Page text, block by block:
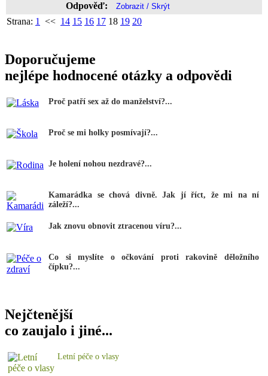
Odpověď:
Strana: 1 << 14 15 16 17 18 19 20
Doporučujeme
nejlépe hodnocené otázky a odpovědi
Proč patří sex až do manželství?...
Proč se mi holky posmívají?...
Je holení nohou nezdravé?...
Kamarádka se chová divně. Jak jí říct, že mi na ní
záleží?...
Jak znovu obnovit ztracenou víru?...
Co si myslíte o očkování proti rakovině děložního
čípku?...
Nejčtenější
co zaujalo i jiné...
Letní péče o vlasy